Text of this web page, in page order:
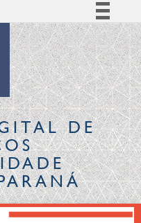
Simplifique!
Comunica BR
Participe
Acesso à informação
Legislação
CanaisDE